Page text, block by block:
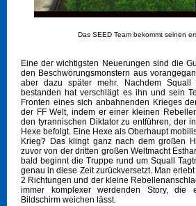
Das SEED Team bekommt seinen
Eine der wichtigsten Neuerungen sind die
den Beschwörungsmonstern aus
aber dazu später mehr. Nachdem Squall
bestanden hat verschlägt es ihn und sein
Fronten eines sich anbahnenden Krieges
der FF Welt, indem er einer kleinen
den tyrannischen Diktator zu entführen, der
Hexe befolgt. Eine Hexe als Oberhaupt
Krieg? Das klingt ganz nach dem großen
zuvor von der dritten großen Weltmacht
bald beginnt die Truppe rund um Squall
genau in diese Zeit zurückversetzt. Man
2 Richtungen und der kleine
immer komplexer werdenden Story, die
Bildschirm weichen lässt.